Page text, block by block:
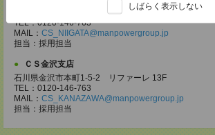
しばらく表示しない
新潟県新潟市中央区万代４丁目４－２７ 新潟テレコム
TEL：0120-146-763
MAIL： CS_NIIGATA@manpowergroup.jp
担当：採⽤担当
ＣＳ金沢支店
石川県金沢市本町1-5-2 リファーレ 13F
TEL：0120-146-763
MAIL： CS_KANAZAWA@manpowergroup.jp
担当：採用担当